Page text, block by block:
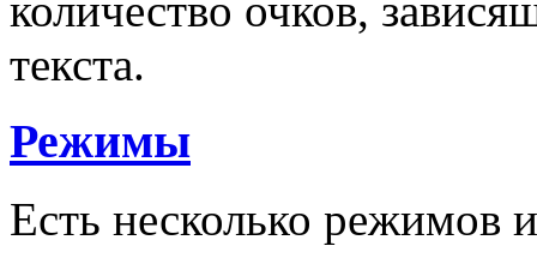
текста.
Режимы
Есть несколько режимов